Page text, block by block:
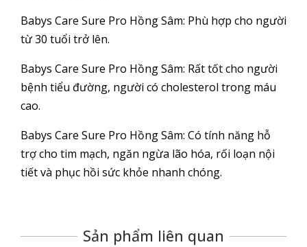
Babys Care Sure Pro Hồng Sâm: Phù hợp cho người
từ 30 tuổi trở lên.
Babys Care Sure Pro Hồng Sâm: Rất tốt cho người
bệnh tiểu đường, người có cholesterol trong máu
cao.
Babys Care Sure Pro Hồng Sâm: Có tính năng hỗ
trợ cho tim mạch, ngăn ngừa lão hóa, rối loạn nội
tiết và phục hồi sức khỏe nhanh chóng.
Sản phẩm liên quan